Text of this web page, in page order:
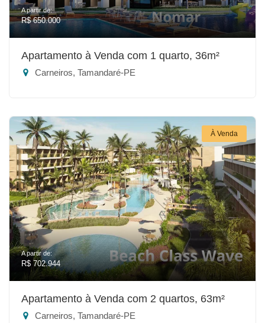
A partir de:
R$ 650.000
Apartamento à Venda com 1 quarto, 36m²
Carneiros, Tamandaré-PE
À Venda
A partir de:
R$ 702.944
Apartamento à Venda com 2 quartos, 63m²
Carneiros, Tamandaré-PE